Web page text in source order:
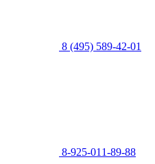
8 (495) 589-42-01
8-925-011-89-88